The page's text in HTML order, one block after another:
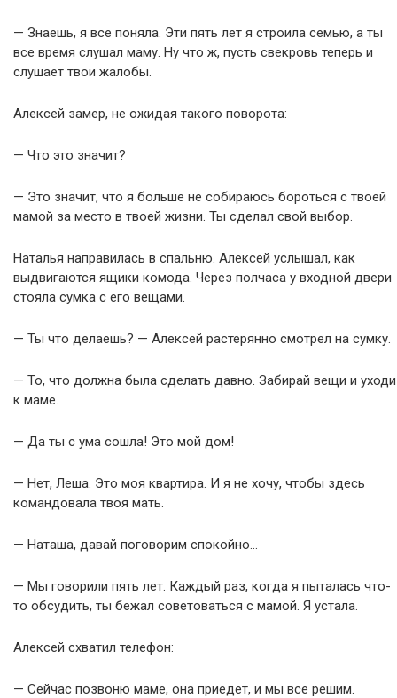
— Знаешь, я все поняла. Эти пять лет я строила семью, а ты
все время слушал маму. Ну что ж, пусть свекровь теперь и
слушает твои жалобы.
Алексей замер, не ожидая такого поворота:
— Что это значит?
— Это значит, что я больше не собираюсь бороться с твоей
мамой за место в твоей жизни. Ты сделал свой выбор.
Наталья направилась в спальню. Алексей услышал, как
выдвигаются ящики комода. Через полчаса у входной двери
стояла сумка с его вещами.
— Ты что делаешь? — Алексей растерянно смотрел на сумку.
— То, что должна была сделать давно. Забирай вещи и уходи
к маме.
— Да ты с ума сошла! Это мой дом!
— Нет, Леша. Это моя квартира. И я не хочу, чтобы здесь
командовала твоя мать.
— Наташа, давай поговорим спокойно…
— Мы говорили пять лет. Каждый раз, когда я пыталась что-
то обсудить, ты бежал советоваться с мамой. Я устала.
Алексей схватил телефон:
— Сейчас позвоню маме, она приедет, и мы все решим.